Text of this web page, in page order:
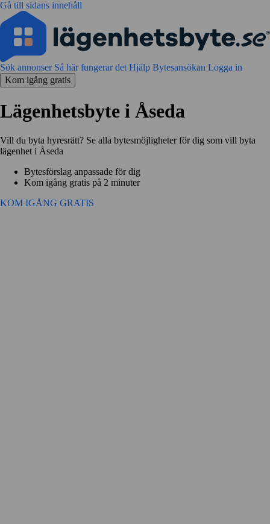
Gå till sidans innehåll
Sök annonser Så här fungerar det Hjälp Bytesansökan Logga in
Kom igång gratis
Lägenhetsbyte i Åseda
Vill du byta hyresrätt? Se alla bytesmöjligheter för dig som vill byta
lägenhet i Åseda
Bytesförslag anpassade för dig
Kom igång gratis på 2 minuter
KOM IGÅNG GRATIS